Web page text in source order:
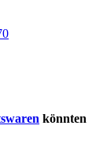
könnten